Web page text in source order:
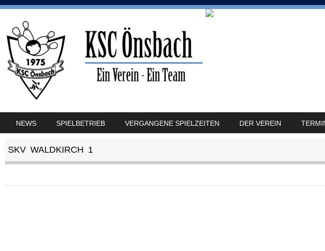
MENU
NEWS SPIELBETRIEB VERGANGENE SPIELZEITEN DER VEREIN
SKV WALDKIRCH 1